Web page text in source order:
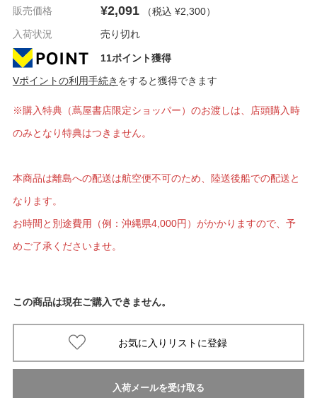
販売価格 ¥2,091 （税込 ¥2,300）
入荷状況
売り切れ
11ポイント獲得
Vポイントの利用手続き をすると獲得できます
※購入特典（蔦屋書店限定ショッパー）のお渡しは、店頭購入時
のみとなり特典はつきません。
本商品は離島への配送は航空便不可のため、陸送後船での配送と
なります。
お時間と別途費用（例：沖縄県4,000円）がかかりますので、予
めご了承くださいませ。
この商品は現在ご購入できません。